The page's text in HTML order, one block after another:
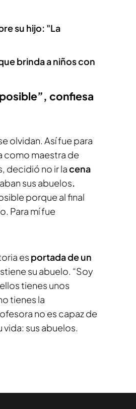
su hijo: "La
brinda a niños con
confiesa
olvidan. Así fue para
como maestra de
decidió no ir lacena
sus abuelos.
porque al final
Para mí fue
es portada de un
su abuelo. “Soy
tienes unos
tienes la
no es capaz de
sus abuelos.